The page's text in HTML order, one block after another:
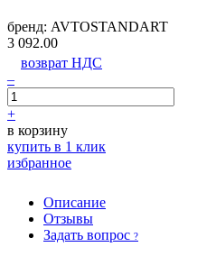
бренд: AVTOSTANDART
3 092.00
возврат НДС
–
+
в корзину
купить в 1 клик
избранное
Описание
Отзывы
Задать вопрос ?